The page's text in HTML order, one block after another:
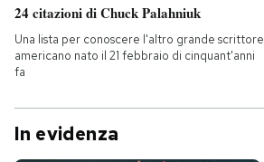
24 citazioni di Chuck Palahniuk
Una lista per conoscere l'altro grande scrittore
americano nato il 21 febbraio di cinquant'anni
fa
In evidenza